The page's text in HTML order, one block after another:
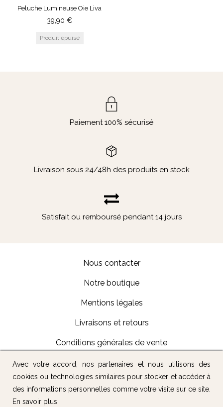
Peluche Lumineuse Oie Liva
39,90 €
Paiement 100% sécurisé
Livraison sous 24/48h des produits en stock
Satisfait ou remboursé pendant 14 jours
Nous contacter
Notre boutique
Mentions légales
Livraisons et retours
Conditions générales de vente
Suivez-nous :
Avec votre accord, nos partenaires et nous utilisons des
cookies ou technologies similaires pour stocker et accéder à
des informations personnelles comme votre visite sur ce site.
En savoir plus